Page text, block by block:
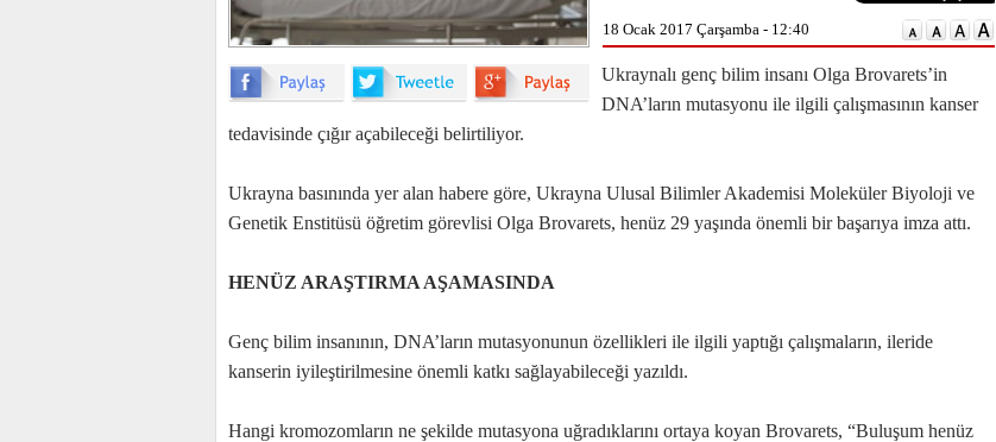
18 Ocak 2017 Çarşamba - 12:40
Ukraynalı genç bilim insanı Olga Brovarets’in
DNA’ların mutasyonu ile ilgili çalışmasının kanser
tedavisinde çığır açabileceği belirtiliyor.
Ukrayna basınında yer alan habere göre, Ukrayna Ulusal Bilimler Akademisi Moleküler Biyoloji ve
Genetik Enstitüsü öğretim görevlisi Olga Brovarets, henüz 29 yaşında önemli bir başarıya imza attı.
HENÜZ ARAŞTIRMA AŞAMASINDA
Genç bilim insanının, DNA’ların mutasyonunun özellikleri ile ilgili yaptığı çalışmaların, ileride
kanserin iyileştirilmesine önemli katkı sağlayabileceği yazıldı.
Hangi kromozomların ne şekilde mutasyona uğradıklarını ortaya koyan Brovarets, “Buluşum henüz